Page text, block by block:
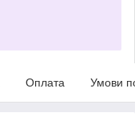
Оплата Умови